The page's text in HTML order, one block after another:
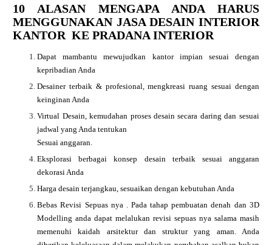
10 ALASAN MENGAPA ANDA HARUS
MENGGUNAKAN JASA DESAIN INTERIOR
KANTOR KE PRADANA INTERIOR
Dapat mambantu mewujudkan kantor impian sesuai dengan
kepribadian Anda
Desainer terbaik & profesional, mengkreasi ruang sesuai dengan
keinginan Anda
Virtual Desain, kemudahan proses desain secara daring dan sesuai
jadwal yang Anda tentukan
Sesuai anggaran.
Eksplorasi berbagai konsep desain terbaik sesuai anggaran
dekorasi Anda
Harga desain terjangkau, sesuaikan dengan kebutuhan Anda
Bebas Revisi Sepuas nya . Pada tahap pembuatan denah dan 3D
Modelling anda dapat melalukan revisi sepuas nya salama masih
memenuhi kaidah arsitektur dan struktur yang aman. Anda